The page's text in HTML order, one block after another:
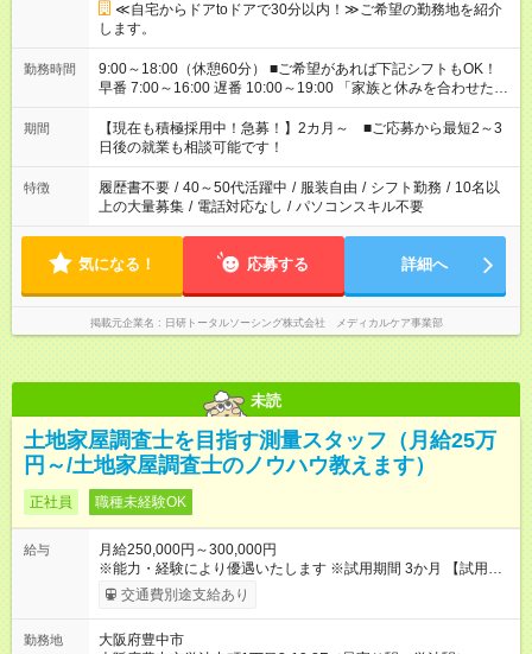
≪自宅からドアtoドアで30分以内！≫ご希望の勤務地を紹介
します。
勤務時間
9:00～18:00（休憩60分） ■ご希望があれば下記シフトもOK！
早番 7:00～16:00 遅番 10:00～19:00 「家族と休みを合わせた
い」 「余裕を持って夕飯の準備がしたい」 「できれば残業はし
たくない」 など、ご希望を教えてくださいね。 ※Wワーク希望
の方へ 今ご覧のお仕事で希望する勤務時間と、もう1つのお仕事
の勤務時間。 合計で週40時間を超える場合は応募できません。
期間
【現在も積極採用中！急募！】2カ月～ ■ご応募から最短2～3
日後の就業も相談可能です！
特徴 履歴書不要 / 40～50代活躍中 / 服装自由 / シフト勤務 / 10名以
上の大量募集 / 電話対応なし / パソコンスキル不要
気になる！ 応募する 詳細へ
掲載元企業名 日研トータルソーシング株式会社 メディカルケア事業部
未読
土地家屋調査士を目指す測量スタッフ（月給25万
円～/土地家屋調査士のノウハウ教えます）
正社員 職種未経験OK
給与
月給250,000円～300,000円
※能力・経験により優遇いたします ※試用期間 3か月 【試用期
間】試用期間あり 試用期間の長さ：3ヶ月 雇用形態、給与は本
採用時と同じです。
交通費別途支給あり
勤務地
大阪府豊中市